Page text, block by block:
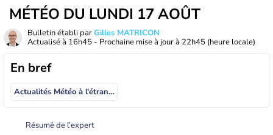
MÉTÉO DU LUNDI 17 AOÛT
Bulletin établi parGilles MATRICON
Actualisé à 16h45 - Prochaine mise à jour à 22h45 (heure locale)
En bref
Actualités Météo à l'étranger
Résumé de l’expert